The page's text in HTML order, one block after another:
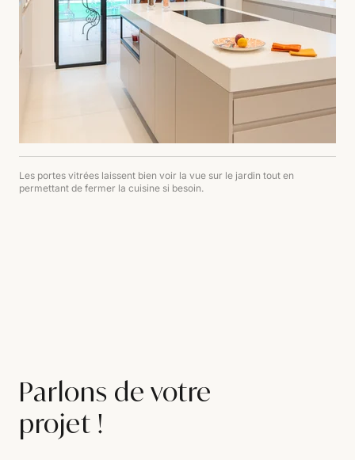
Les portes vitrées laissent bien voir la vue sur le jardin tout en
permettant de fermer la cuisine si besoin.
Parlons de votre
projet !